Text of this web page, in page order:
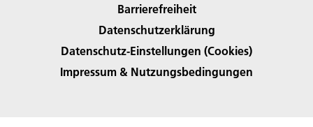
Barrierefreiheit
Datenschutzerklärung
Datenschutz-Einstellungen (Cookies)
Impressum & Nutzungsbedingungen